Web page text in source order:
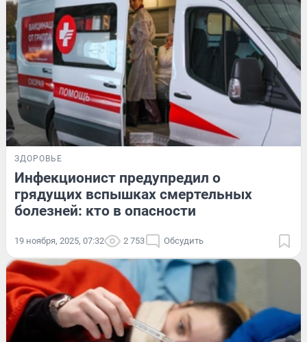
ЗДОРОВЬЕ
Инфекционист предупредил о
грядущих вспышках смертельных
болезней: кто в опасности
19 ноября, 2025, 07:32 2 753 Обсудить